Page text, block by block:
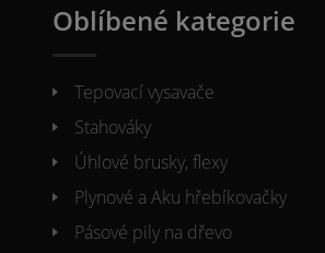
Oblíbené kategorie
Tepovací vysavače
Stahováky
Úhlové brusky, flexy
Plynové a Aku hřebíkovačky
Pásové pily na dřevo